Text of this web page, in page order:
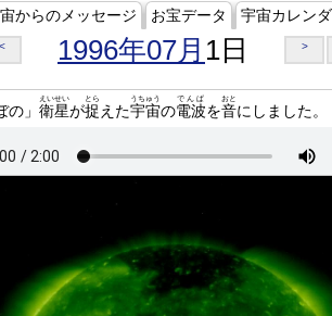
からのメッセージ お宝データ 宇宙カレン
< 1996年07月 1日 >
の」 衛星
えいせい
が捉
とら
えた宇宙
うちゅう
の電波
でんぱ
を音
おと
にしました。